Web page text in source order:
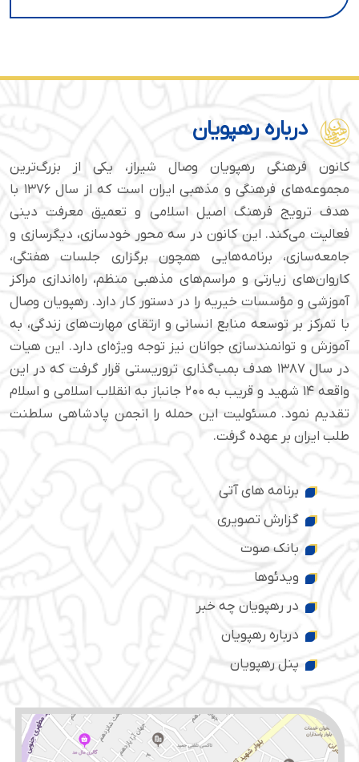
درباره رهپویان
کانون فرهنگی رهپویان وصال شیراز، یکی از بزرگ‌ترین
مجموعه‌های فرهنگی و مذهبی ایران است که از سال ۱۳۷۶ با
هدف ترویج فرهنگ اصیل اسلامی و تعمیق معرفت دینی
فعالیت می‌کند. این کانون در سه محور خودسازی، دیگرسازی و
جامعه‌سازی، برنامه‌هایی همچون برگزاری جلسات هفتگی،
کاروان‌های زیارتی و مراسم‌های مذهبی منظم، راه‌اندازی مراکز
آموزشی و مؤسسات خیریه را در دستور کار دارد. رهپویان وصال
با تمرکز بر توسعه منابع انسانی و ارتقای مهارت‌های زندگی، به
آموزش و توانمندسازی جوانان نیز توجه ویژه‌ای دارد. این هیات
در سال ۱۳۸۷ هدف بمب‌گذاری تروریستی قرار گرفت که در این
واقعه ۱۴ شهید و قریب به ۲۰۰ جانباز به انقلاب اسلامی و اسلام
تقدیم نمود. مسئولیت این حمله را انجمن پادشاهی سلطنت
طلب ایران بر عهده گرفت.
برنامه های آتی
گزارش تصویری
بانک صوت
ویدئوها
در رهپویان چه خبر
درباره رهپویان
پنل رهپویان